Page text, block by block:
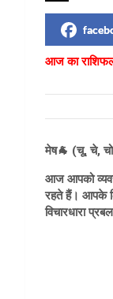
आज का
मेष🐐 (चू, चे,
आज आपको
रहते हैं। आपके
विचारधारा